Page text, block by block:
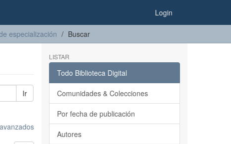
Login
especialización Buscar
Ir
LISTAR
Todo Biblioteca Digital
Comunidades & Colecciones
Por fecha de publicación
Autores